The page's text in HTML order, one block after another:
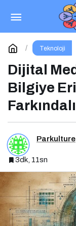
Teknoloji
Dijital
Bilgiye
Parkulture
3dk, 11sn
Yapay
ChatGPT’nin
Fırsatlar
Yorum Yap